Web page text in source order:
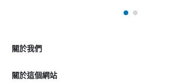
關於我們
關於這個網站